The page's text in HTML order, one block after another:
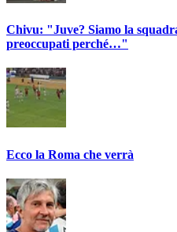
Chivu: "Juve? Siamo la
preoccupati perché…"
Ecco la Roma che verrà